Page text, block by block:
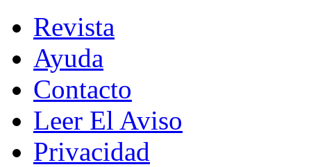
Revista
Ayuda
Contacto
Leer El Aviso
Privacidad